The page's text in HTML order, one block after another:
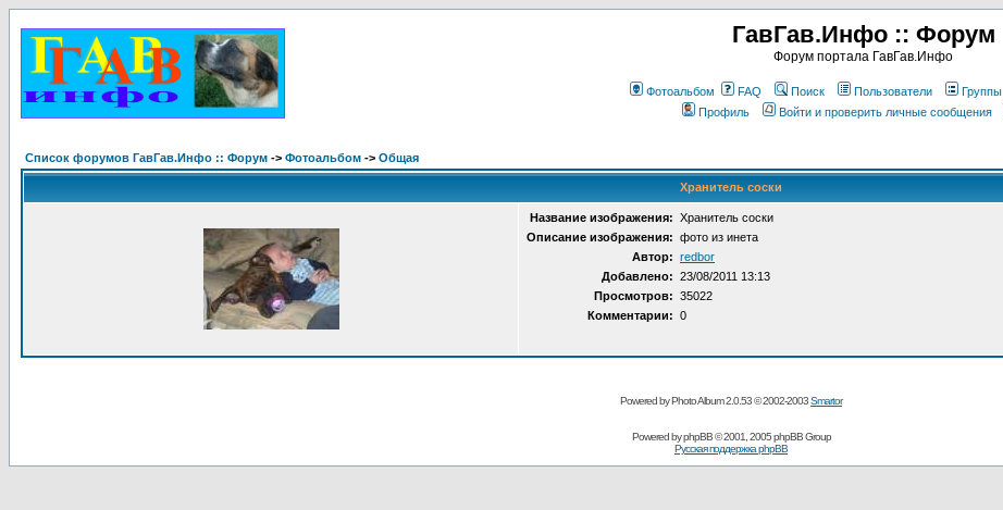
ГавГав.Инфо :: Форум
Форум портала ГавГав.Инфо
Фотоальбом FAQ Поиск Пользователи Группы
Профиль
Войти и проверить личные сообщения
Список форумов ГавГав.Инфо :: Форум -> Фотоальбом -> Общая
Хранитель соски
Название изображения: Хранитель соски
Описание изображения: фото из инета
Автор: redbor
Добавлено: 23/08/2011 13:13
Просмотров: 35022
Комментарии: 0
Powered by Photo Album 2.0.53 © 2002-2003Smartor
Powered byphpBB© 2001, 2005 phpBB Group
Русская поддержка phpBB